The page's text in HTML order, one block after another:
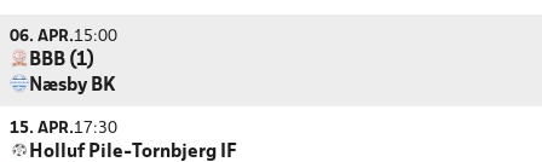
06. APR.15:00
BBB (1)
Næsby BK
15. APR.17:30
Holluf Pile-Tornbjerg IF